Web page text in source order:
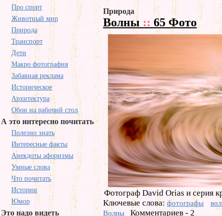
Про спорт
Животный мир
Природа
Транспорт
Дети
Макро фотография
Забавная реклама
Историческое
Архитектура
Обои на рабочий стол
А это интересно почитать
Полезно знать
Интересные факты
Анекдоты афоризмы
Умные слова
Что почитать
Истории
Юмор
Это надо видеть
Природа
Волны :: 65 Фото
Фотограф David Orias и серия
Ключевые слова: фотографы
Волны
Комментариев - 2